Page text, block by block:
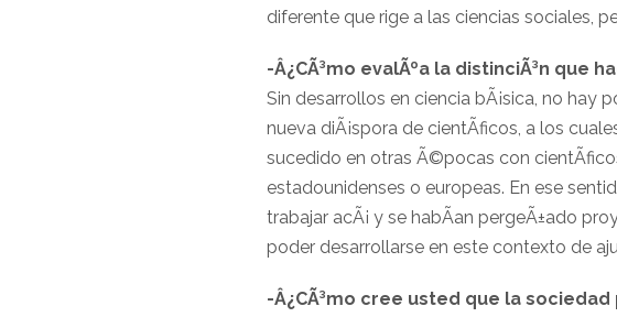
diferente que rige a las ciencias sociales,
-Â¿CÃ³mo evalÃºa la distinciÃ³n que
Sin desarrollos en ciencia bÃ¡sica, no hay
nueva diÃ¡spora de cientÃ­ficos, a los
sucedido en otras Ã©pocas con
estadounidenses o europeas. En ese
trabajar acÃ¡ y se habÃ­an pergeÃ±ado
poder desarrollarse en este contexto de
-Â¿CÃ³mo cree usted que la